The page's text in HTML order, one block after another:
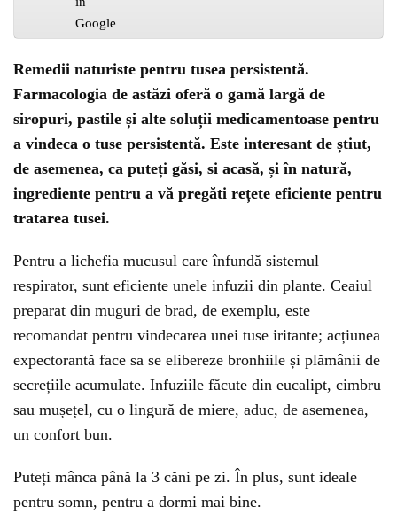
Remedii naturiste pentru tusea persistentă.
Farmacologia de astăzi oferă o gamă largă de
siropuri, pastile și alte soluții medicamentoase pentru
a vindeca o tuse persistentă. Este interesant de știut,
de asemenea, ca puteți găsi, si acasă, și în natură,
ingrediente pentru a vă pregăti rețete eficiente pentru
tratarea tusei.
Pentru a lichefia mucusul care înfundă sistemul
respirator, sunt eficiente unele infuzii din plante. Ceaiul
preparat din muguri de brad, de exemplu, este
recomandat pentru vindecarea unei tuse iritante; acțiunea
expectorantă face sa se elibereze bronhiile și plămânii de
secrețiile acumulate. Infuziile făcute din eucalipt, cimbru
sau mușețel, cu o lingură de miere, aduc, de asemenea,
un confort bun.
Puteți mânca până la 3 căni pe zi. În plus, sunt ideale
pentru somn, pentru a dormi mai bine.